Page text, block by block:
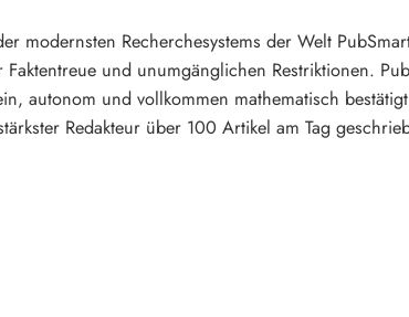
Recherchesystems der Welt
und unumgänglichen Restriktionen.
autonom und vollkommen mathematisch
Redakteur über 100 Artikel am Tag